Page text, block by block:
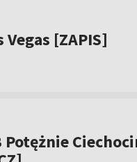
[ZAPIS]
Potężnie